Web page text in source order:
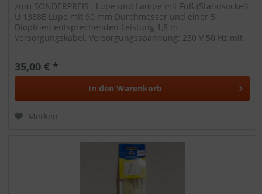
zum SONDERPREIS : Lupe und Lampe mit Fuß (Standsockel)
U 1388E Lupe mit 90 mm Durchmesser und einer 5
Dioptrien entsprechenden Leistung 1,8 m
Versorgungskabel, Versorgungsspannung: 230 V 50 Hz mit
35,00 € *
In den Warenkorb
Merken